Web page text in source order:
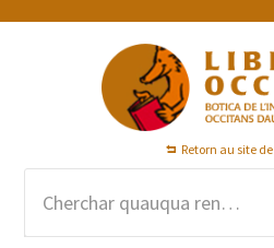
Skip
Skip
Skip
Retorn au site